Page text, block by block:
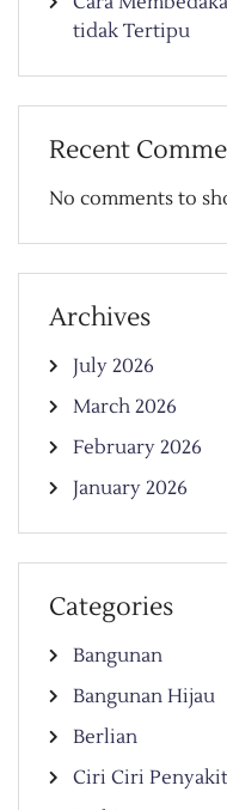
tidak Tertipu
Recent
No comments to
Archives
July 2026
March 2026
February 2026
January 2026
Categories
Bangunan
Bangunan Hijau
Berlian
Ciri Ciri